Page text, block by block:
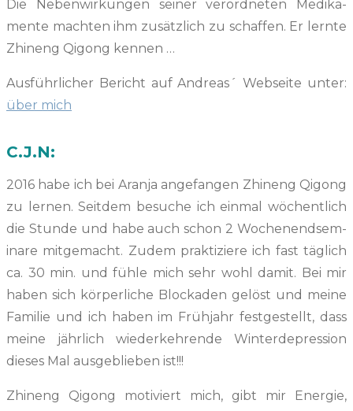
Die Neben­wirkun­gen sein­er verord­neten Medika­
mente macht­en ihm zusät­zlich zu schaf­fen. Er lernte
Zhi­neng Qigong kennen …
Aus­führlich­er Bericht auf Andreas´ Web­seite unter:
über mich
C.J.N:
2016 habe ich bei Aran­ja ange­fan­gen Zhi­neng Qigong
zu ler­nen. Seit­dem besuche ich ein­mal wöchentlich
die Stunde und habe auch schon 2 Woch­enend­sem­
inare mit­gemacht. Zudem prak­tiziere ich fast täglich
ca. 30 min. und füh­le mich sehr wohl damit. Bei mir
haben sich kör­per­liche Block­aden gelöst und meine
Fam­i­lie und ich haben im Früh­jahr fest­gestellt, dass
meine jährlich wiederkehrende Win­ter­de­pres­sion
dieses Mal aus­ge­blieben ist!!!
Zhi­neng Qigong motiviert mich, gibt mir Energie,